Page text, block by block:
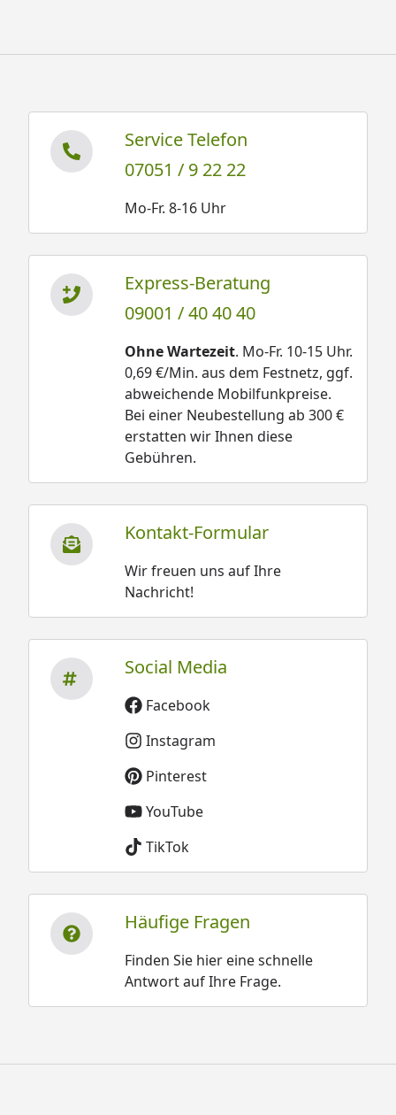
Service Telefon
07051 / 9 22 22
Mo-Fr. 8-16 Uhr
Express-Beratung
09001 / 40 40 40
Ohne Wartezeit. Mo-Fr. 10-15 Uhr.
0,69 €/Min. aus dem Festnetz, ggf.
abweichende Mobilfunkpreise.
Bei einer Neubestellung ab 300 €
erstatten wir Ihnen diese
Gebühren.
Kontakt-Formular
Wir freuen uns auf Ihre
Nachricht!
Social Media
Facebook
Instagram
Pinterest
YouTube
TikTok
Häufige Fragen
Finden Sie hier eine schnelle
Antwort auf Ihre Frage.